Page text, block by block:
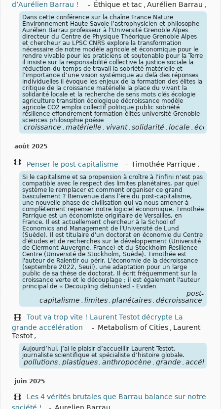
d’Aurélien Barrau !
- Éthique et tac Aurélien Barrau
Dans cette conférence sur la chaîne France Nature
Environnement Haute Savoie l’astrophysicien et philosophe
Aurélien Barrau professeur à l’Université Grenoble Alpes
directeur du Centre de Physique Théorique Grenoble Alpes
et chercheur au LPSC CNRS explore la transformation
nécessaire de notre modèle agricole et économique pour le
rendre vivable pour les praticiens et soutenable pour la Terre
il insiste sur la responsabilité collective la justice sociale la
réduction du temps de travail la sobriété matérielle et
l’importance d’une vision systémique au delà des réponses
individuelles il évoque les enjeux de la formation des élites la
critique de la croissance matérielle la place du vivant la
solidarité locale et la recherche de sens mots clés écologie
agriculture transition écologique décroissance modèle
agricole CO2 emploi collectif politique public sobriété
résilience effondrement formation élites université Grenoble
sciences philosophie poésie
croissance matérielle vivant solidarité locale
août 2025
Penser le post-capitalisme - Timothée Parrique ,
Si le capitalisme et sa propension à croître à l’infini n’est pas
compatible avec le respect des limites planétaires, par quel
système le remplacer et comment organiser ce grand
basculement ? Bienvenue dans l’ère du post-capitalisme,
une nouvelle phase de civilisation qui va nous amener à
complètement repenser notre logiciel économique. Timothée
Parrique est un économiste originaire de Versailles, en
France. Il est actuellement chercheur à la School of
Economics and Management de l'Université de Lund
(Suède). Il est titulaire d'un doctorat en économie du Centre
d'études et de recherches sur le développement (Université
de Clermont Auvergne, France) et du Stockholm Resilience
Centre (Université de Stockholm, Suède). Timothée est
l'auteur de Ralentir ou périr. L'économie de la décroissance
(septembre 2022, Seuil), une adaptation pour un large
public de sa thèse de doctorat. Il écrit fréquemment sur la
croissance verte et le découplage ; il est également l'auteur
principal de « Decoupling debunked - Eviden
post-
capitalisme
limites planétaires décroissance
Tout va trop vite ! Laurent Testot décrypte La
grande accélération
- Metabolism of Cities , Laurent
Testot ,
Aujourd’hui, j’ai le plaisir d’accueillir Laurent Testot,
journaliste scientifique et spécialiste d’histoire globale.
pollutions , plastiques , anthropocène , grande ,
juin 2025
Les 4 vérités brutales que Barrau balance sur notre